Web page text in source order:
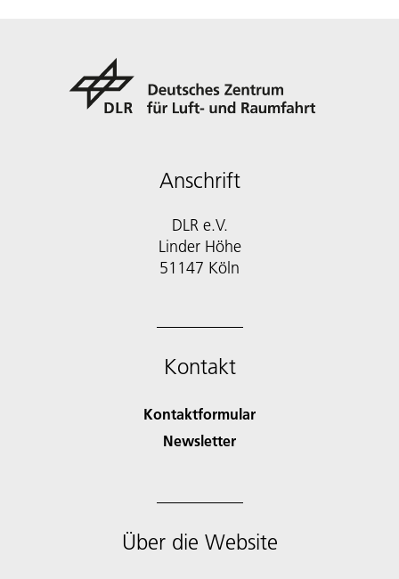
Anschrift
DLR e.V.
Linder Höhe
51147 Köln
Kontakt
Kontaktformular
Newsletter
Über die Website